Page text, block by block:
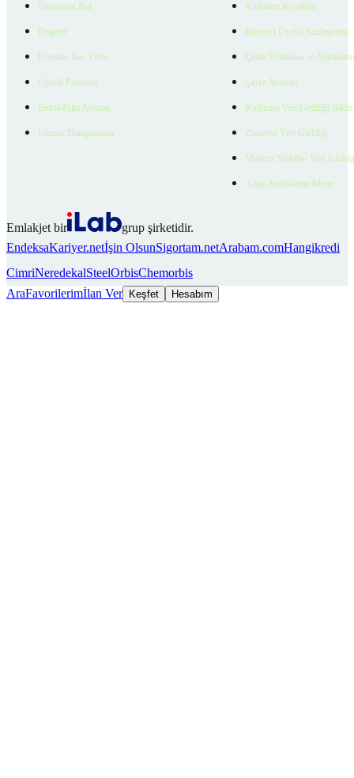
Danışman Bul
Projeler
Ücretsiz İlan Verin
Üyelik Paketleri
EmlakZeka Asistan
Uzman Danışmanlar
Kullanım Koşulları
Bireysel Üyelik Sözleşmesi
Çerez Politikası ve
Çerez Ayarları
Kullanıcı Veri Gizliliği
Ziyaretçi Veri Gizliliği
Müşteri Yetkilisi Veri
Aday Aydınlatma Metni
Emlakjet bir
grup şirketidir.
EndeksaKariyer.netİşin OlsunSigortam.netArabam.comHangikredi
CimriNeredekalSteelOrbisChemorbis
AraFavorilerimİlan Ver Keşfet Hesabım